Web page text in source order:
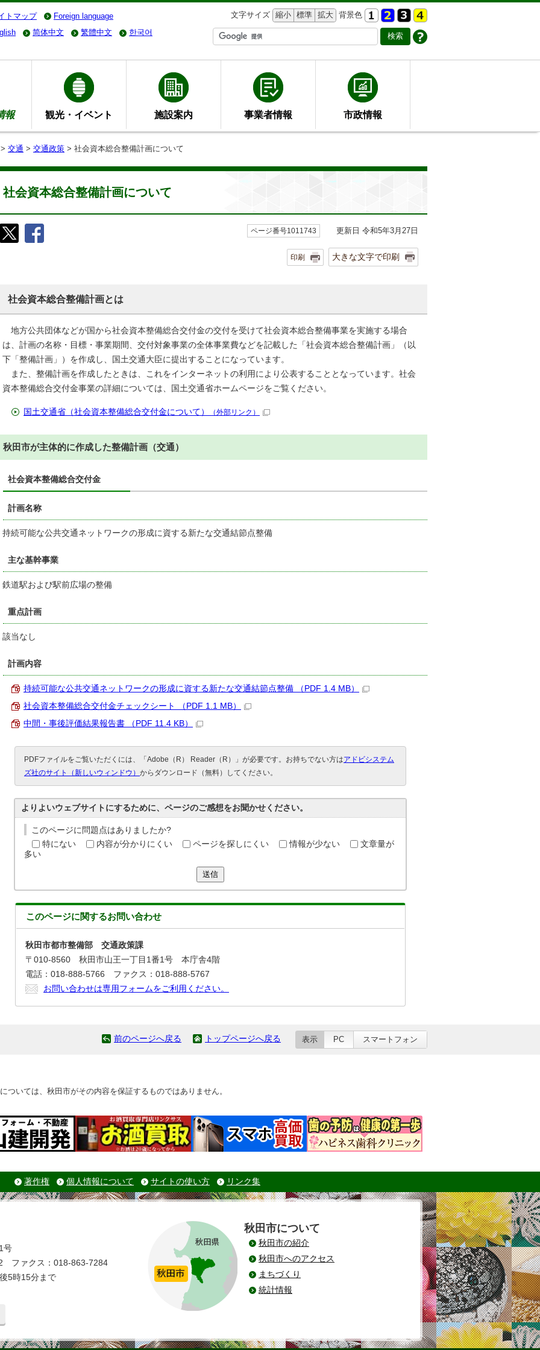
トマップ Foreign language 文字サイズ 縮小 標準 拡大 背景色
简体中文 繁體中文 한국어
報 観光・イベント 施設案内 事業者情報 市政情報
交通 > 交通政策 > 社会資本総合整備計画について
社会資本総合整備計画について
ページ番号1011743 更新日 令和5年3月27日
印刷 大きな文字で印刷
社会資本総合整備計画とは
地方公共団体などが国から社会資本整備総合交付金の交付を受けて社会資本総合整備事業を実施する場合
は、計画の名称・目標・事業期間、交付対象事業の全体事業費などを記載した「社会資本総合整備計画」（以
下「整備計画」）を作成し、国土交通大臣に提出することになっています。
また、整備計画を作成したときは、これをインターネットの利用により公表することとなっています。社会
資本整備総合交付金事業の詳細については、国土交通省ホームページをご覧ください。
国土交通省（社会資本整備総合交付金について） （外部リンク）
秋田市が主体的に作成した整備計画（交通）
社会資本整備総合交付金
計画名称
持続可能な公共交通ネットワークの形成に資する新たな交通結節点整備
主な基幹事業
鉄道駅および駅前広場の整備
重点計画
該当なし
計画内容
持続可能な公共交通ネットワークの形成に資する新たな交通結節点整備 （PDF 1.4 MB）
社会資本整備総合交付金チェックシート （PDF 1.1 MB）
中間・事後評価結果報告書 （PDF 11.4 KB）
PDFファイルをご覧いただくには、「Adobe（R） Reader（R）」が必要です。お持ちでない方はアドビシステム
ズ社のサイト（新しいウィンドウ） からダウンロード（無料）してください。
よりよいウェブサイトにするために、ページのご感想をお聞かせください。
このページに問題点はありましたか?
特にない
内容が分かりにくい ページを探しにくい 情報が少ない
文章量が
多い
送信
このページに関するお問い合わせ
秋田市都市整備部 交通政策課
〒010-8560 秋田市山王一丁目1番1号 本庁舎4階
電話：018-888-5766 ファクス：018-888-5767
お問い合わせは専用フォームをご利用ください。
前のページへ戻る トップページへ戻る 表示 PC スマートフォン
ついては、秋田市がその内容を保証するものではありません。
著作権 個人情報について サイトの使い方 リンク集
号
ファクス：018-863-7284
5時15分まで
秋田市について
秋田市の紹介
秋田市へのアクセス
まちづくり
統計情報